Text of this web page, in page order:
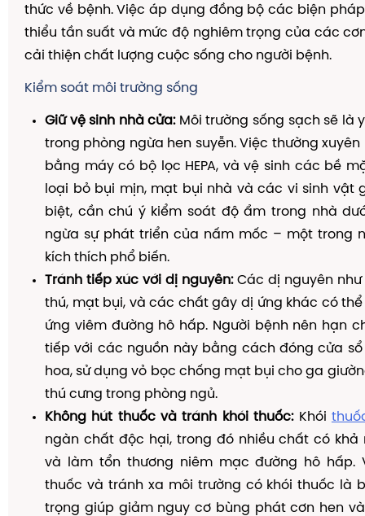
thức về bệnh. Việc áp dụng đồng bộ các biện
thiểu tần suất và mức độ nghiêm trọng của các
cải thiện chất lượng cuộc sống cho người bệnh.
Kiểm soát môi trường sống
Giữ vệ sinh nhà cửa:Môi trường sống sạch sẽ là
trong phòng ngừa hen suyễn. Việc thường xuyên
bằng máy có bộ lọc HEPA, và vệ sinh các bề
loại bỏ bụi mịn, mạt bụi nhà và các vi sinh vật
biệt, cần chú ý kiểm soát độ ẩm trong nhà
ngừa sự phát triển của nấm mốc – một trong
kích thích phổ biến.
Tránh tiếp xúc với dị nguyên:Các dị nguyên như
thú, mạt bụi, và các chất gây dị ứng khác có
ứng viêm đường hô hấp. Người bệnh nên hạn
tiếp với các nguồn này bằng cách đóng cửa
hoa, sử dụng vỏ bọc chống mạt bụi cho ga
thú cưng trong phòng ngủ.
Không hút thuốc và tránh khói thuốc:Khói
ngàn chất độc hại, trong đó nhiều chất có khả
và làm tổn thương niêm mạc đường hô hấp.
thuốc và tránh xa môi trường có khói thuốc là
trọng giúp giảm nguy cơ bùng phát cơn hen